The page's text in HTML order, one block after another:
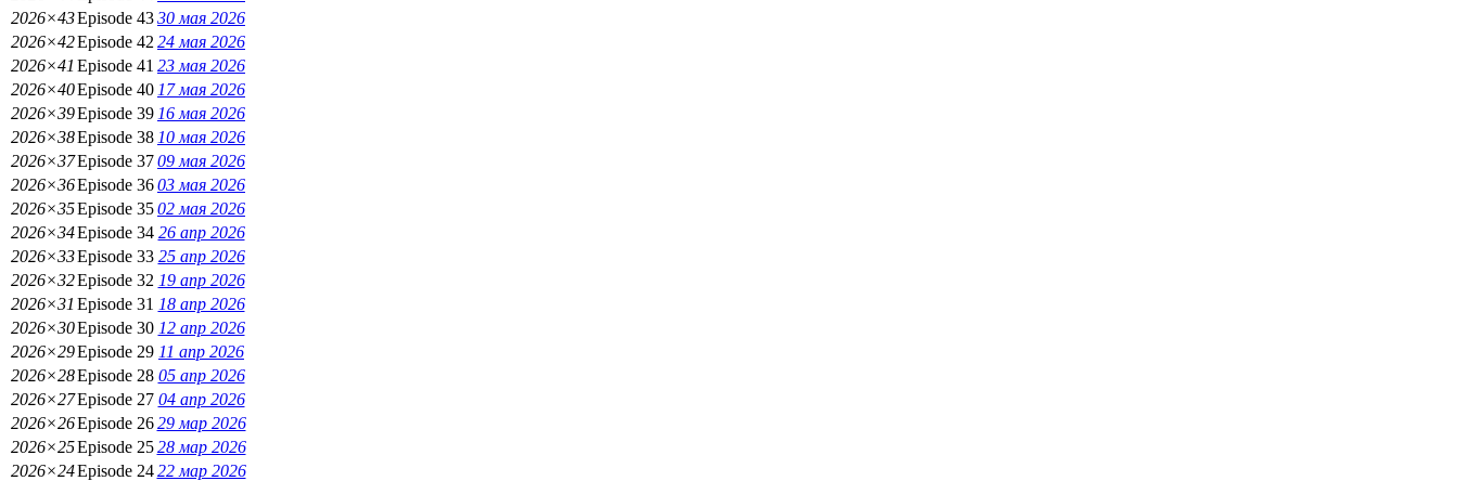
2026×43Episode 4330 мая 2026
2026×42Episode 42 24 мая 2026
2026×41 Episode 41 23 мая 2026
2026×40Episode 40 17 мая 2026
2026×39Episode 39 16 мая 2026
2026×38Episode 38 10 мая 2026
2026×37Episode 3709 мая 2026
2026×36Episode 3603 мая 2026
2026×35Episode 3502 мая 2026
2026×34Episode 34 26 апр 2026
2026×33Episode 33 25 апр 2026
2026×32Episode 32 19 апр 2026
2026×31 Episode 31 18 апр 2026
2026×30Episode 30 12 апр 2026
2026×29Episode 29 11 апр 2026
2026×28Episode 28 05 апр 2026
2026×27Episode 27 04 апр 2026
2026×26Episode 2629 мар 2026
2026×25Episode 2528 мар 2026
2026×24Episode 2422 мар 2026